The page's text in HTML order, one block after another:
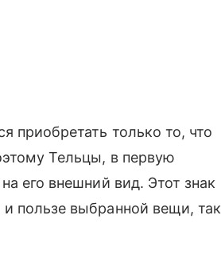
приобретать только то, что
Тельцы, в первую
его внешний вид. Этот знак
пользе выбранной вещи, так